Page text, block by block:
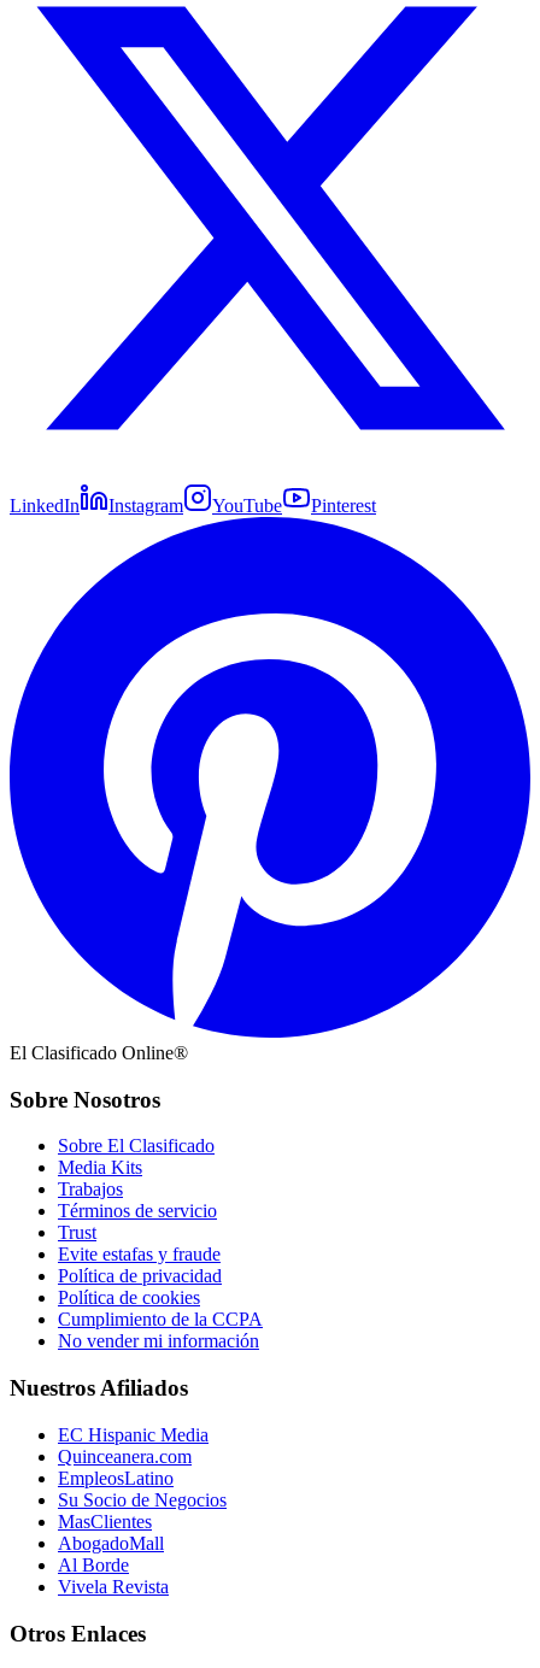
LinkedIn Instagram YouTube Pinterest
El Clasificado Online®
Sobre Nosotros
Sobre El Clasificado
Media Kits
Trabajos
Términos de servicio
Trust
Evite estafas y fraude
Política de privacidad
Política de cookies
Cumplimiento de la CCPA
No vender mi información
Nuestros Afiliados
EC Hispanic Media
Quinceanera.com
EmpleosLatino
Su Socio de Negocios
MasClientes
AbogadoMall
Al Borde
Vivela Revista
Otros Enlaces